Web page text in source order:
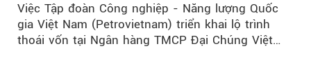
Việc Tập đoàn Công nghiệp - Năng lượng Quốc
gia Việt Nam (Petrovietnam) triển khai lộ trình
thoái vốn tại Ngân hàng TMCP Đại Chúng Việt